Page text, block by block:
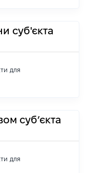
суб'єкта
для
суб’єкта
для